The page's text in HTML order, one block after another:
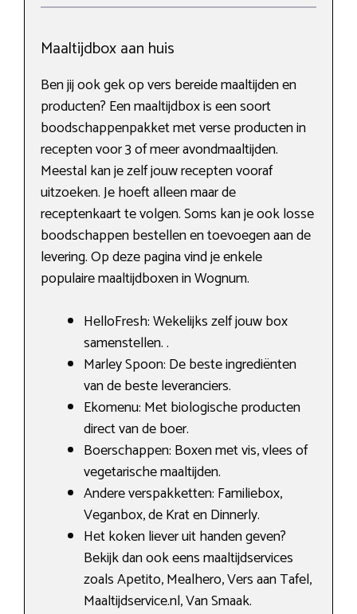
Maaltijdbox aan huis
Ben jij ook gek op vers bereide maaltijden en
producten? Een maaltijdbox is een soort
boodschappenpakket met verse producten in
recepten voor 3 of meer avondmaaltijden.
Meestal kan je zelf jouw recepten vooraf
uitzoeken. Je hoeft alleen maar de
receptenkaart te volgen. Soms kan je ook losse
boodschappen bestellen en toevoegen aan de
levering. Op deze pagina vind je enkele
populaire maaltijdboxen in Wognum.
HelloFresh: Wekelijks zelf jouw box
samenstellen. .
Marley Spoon: De beste ingrediënten
van de beste leveranciers.
Ekomenu: Met biologische producten
direct van de boer.
Boerschappen: Boxen met vis, vlees of
vegetarische maaltijden.
Andere verspakketten: Familiebox,
Veganbox, de Krat en Dinnerly.
Het koken liever uit handen geven?
Bekijk dan ook eens maaltijdservices
zoals Apetito, Mealhero, Vers aan Tafel,
Maaltijdservice.nl, Van Smaak.